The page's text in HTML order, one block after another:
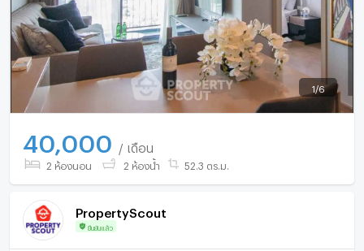
1 /6
40,000 / เดือน
2 ห้องนอน 2 ห้องน้ำ 52.3 ตร.ม.
PropertyScout
ยืนยันแล้ว